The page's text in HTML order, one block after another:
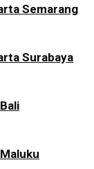
Semarang
Surabaya